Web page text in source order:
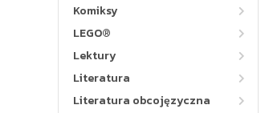
Komiksy
LEGO®
Lektury
Literatura
Literatura obcojęzyczna